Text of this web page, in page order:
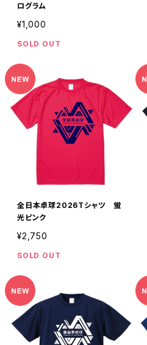
ログラム
¥1,000
SOLD OUT
全日本卓球2026Tシャツ 蛍
光ピンク
¥2,750
SOLD OUT